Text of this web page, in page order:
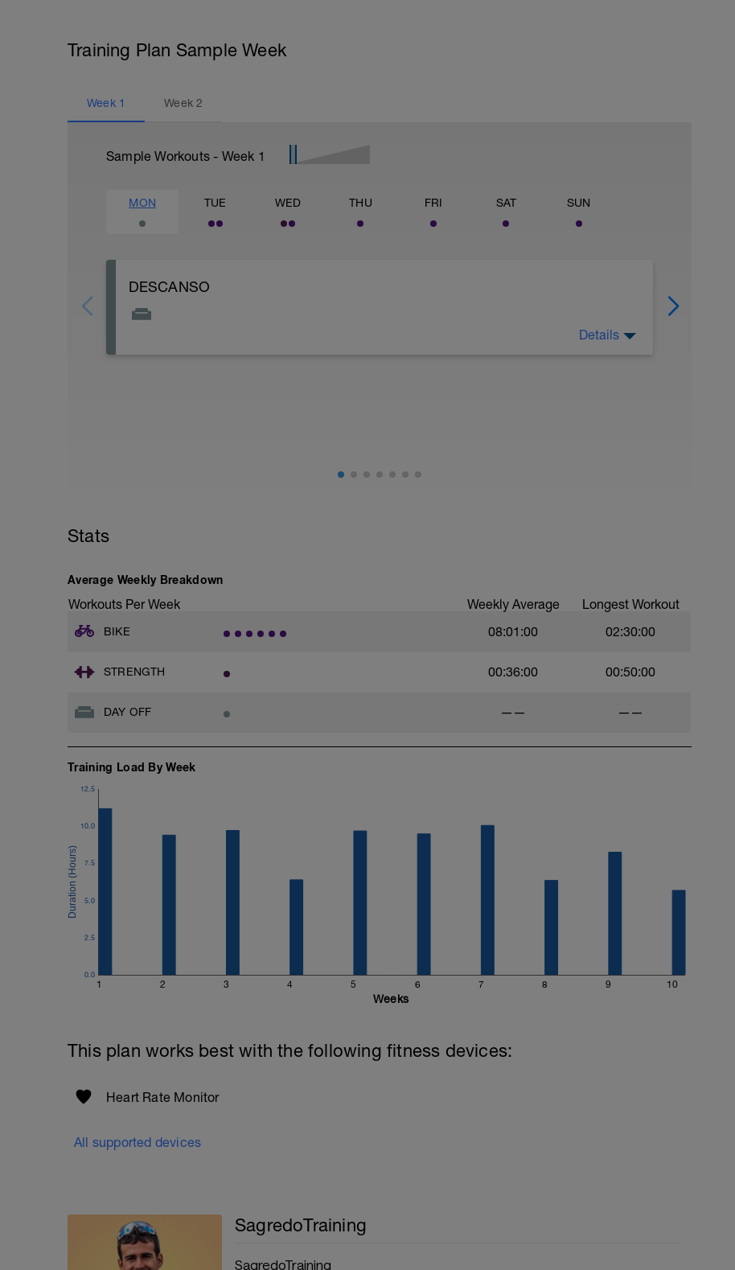
Training Plan Sample Week
Week 1 Week2
Sample Workouts - Week 1
MON TUE WED THU FRI SAT SUN
DESCANSO
Details
Stats
Average Weekly Breakdown
Workouts Per Week Weekly Average Longest Workout
BIKE 08:01:00 02:30:00
STRENGTH 00:36:00 00:50:00
DAY OFF —— ——
Training Load By Week
1 2 3 4 5 6 7 8 9 10
0.0
2.5
5.0
7.5
10.0
12.5
Weeks
This plan works best with the following fitness devices:
Heart Rate Monitor
All supported devices
SagredoTraining
SagredoTraining